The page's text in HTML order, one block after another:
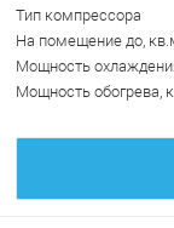
Тип компрессора
На помещение до,
Мощность
Мощность обогрева,